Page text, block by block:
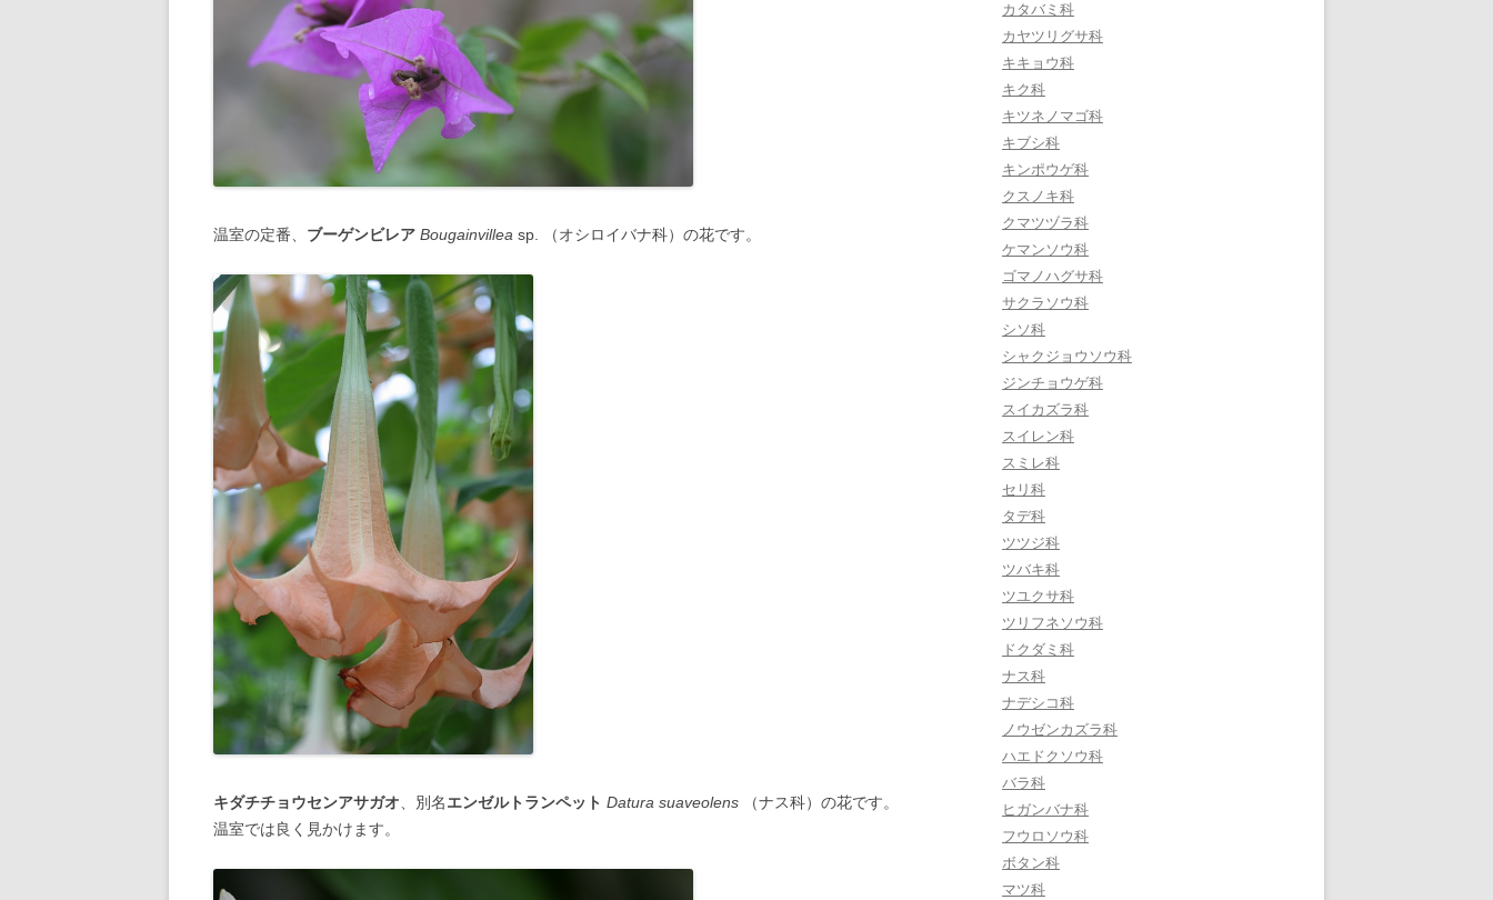
温室の定番、 ブーゲンビレア Bougainvillea sp. （オシロイバナ科）の花です。
キダチチョウセンアサガオ 、別名エンゼルトランペット Datura suaveolens （ナス科）の花です。
温室では良く見かけます。
カタバミ科
カヤツリグサ科
キキョウ科
キク科
キツネノマゴ科
キブシ科
キンポウゲ科
クスノキ科
クマツヅラ科
ケマンソウ科
ゴマノハグサ科
サクラソウ科
シソ科
シャクジョウソウ科
ジンチョウゲ科
スイカズラ科
スイレン科
スミレ科
セリ科
タデ科
ツツジ科
ツバキ科
ツユクサ科
ツリフネソウ科
ドクダミ科
ナス科
ナデシコ科
ノウゼンカズラ科
ハエドクソウ科
バラ科
ヒガンバナ科
フウロソウ科
ボタン科
マツ科